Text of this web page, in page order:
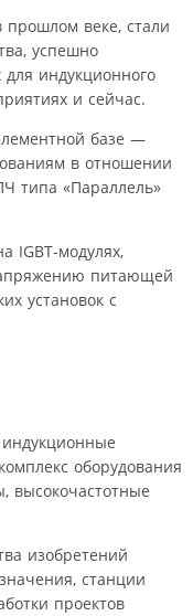
веке, стали
успешно
индукционного
и сейчас.
базе —
в отношении
типа «Параллель»
IGBT-модулях,
питающей
установок с
оборудования
высокочастотные
изобретений
станции
проектов